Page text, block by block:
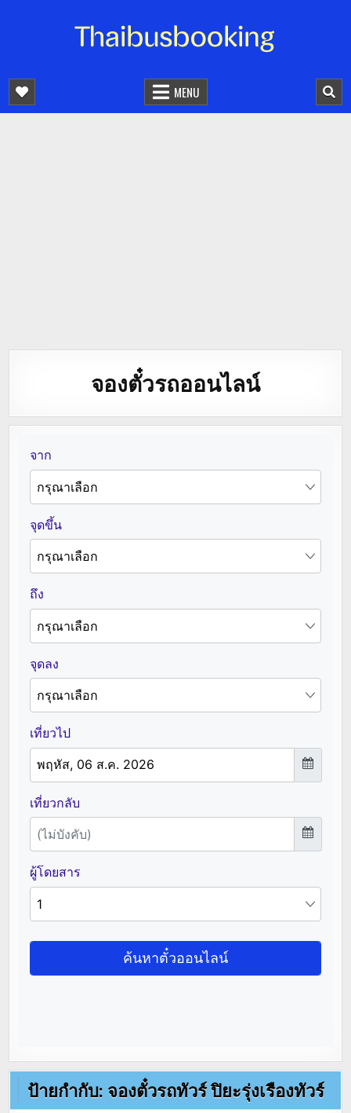
จองตั๋วรถออนไลน์ 24 ชั่วโมง
MENU
จองตั๋วรถออนไลน์
ป้ายกำกับ: จองตั๋วรถทัวร์ ปิยะรุ่งเรืองทัวร์